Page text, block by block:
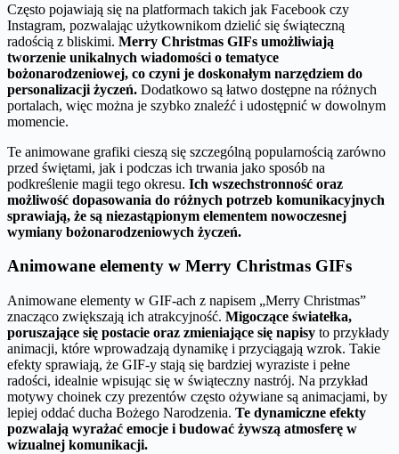
Często pojawiają się na platformach takich jak Facebook czy
Instagram, pozwalając użytkownikom dzielić się świąteczną
radością z bliskimi. Merry Christmas GIFs umożliwiają
tworzenie unikalnych wiadomości o tematyce
bożonarodzeniowej, co czyni je doskonałym narzędziem do
personalizacji życzeń. Dodatkowo są łatwo dostępne na różnych
portalach, więc można je szybko znaleźć i udostępnić w dowolnym
momencie.
Te animowane grafiki cieszą się szczególną popularnością zarówno
przed świętami, jak i podczas ich trwania jako sposób na
podkreślenie magii tego okresu. Ich wszechstronność oraz
możliwość dopasowania do różnych potrzeb komunikacyjnych
sprawiają, że są niezastąpionym elementem nowoczesnej
wymiany bożonarodzeniowych życzeń.
Animowane elementy w Merry Christmas GIFs
Animowane elementy w GIF-ach z napisem „Merry Christmas”
znacząco zwiększają ich atrakcyjność. Migoczące światełka,
poruszające się postacie oraz zmieniające się napisy to przykłady
animacji, które wprowadzają dynamikę i przyciągają wzrok. Takie
efekty sprawiają, że GIF-y stają się bardziej wyraziste i pełne
radości, idealnie wpisując się w świąteczny nastrój. Na przykład
motywy choinek czy prezentów często ożywiane są animacjami, by
lepiej oddać ducha Bożego Narodzenia. Te dynamiczne efekty
pozwalają wyrażać emocje i budować żywszą atmosferę w
wizualnej komunikacji.